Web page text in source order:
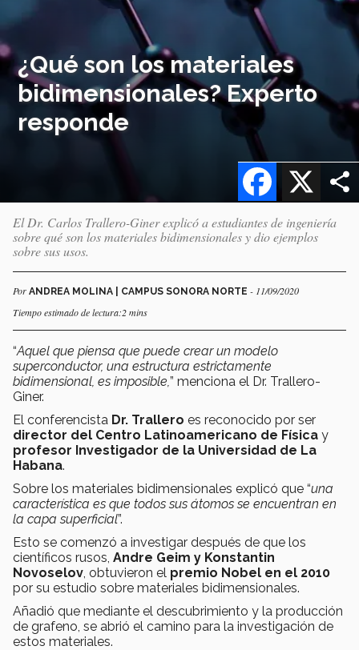
¿Qué son los materiales
bidimensionales? Experto
responde
X
Facebook
El Dr. Carlos Trallero-Giner explicó a estudiantes de ingeniería
sobre qué son los materiales bidimensionales y dio ejemplos
sobre sus usos.
Por ANDREA MOLINA | CAMPUS SONORA NORTE - 11/09/2020
Tiempo estimado de lectura:2 mins
“Aquel que piensa que puede crear un modelo
superconductor, una estructura estrictamente
bidimensional, es imposible, ” menciona el Dr. Trallero-
Giner.
El conferencista Dr. Trallero es reconocido por ser
director del Centro Latinoamericano de Física y
profesor Investigador de la Universidad de La
Habana.
Sobre los materiales bidimensionales explicó que “una
característica es que todos sus átomos se encuentran en
la capa superficial”.
Esto se comenzó a investigar después de que los
científicos rusos, Andre Geim y Konstantin
Novoselov , obtuvieron el premio Nobel en el 2010
por su estudio sobre materiales bidimensionales.
Añadió que mediante el descubrimiento y la producción
de grafeno, se abrió el camino para la investigación de
estos materiales.